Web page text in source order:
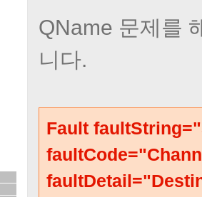
QName 문제를
니다.
Fault